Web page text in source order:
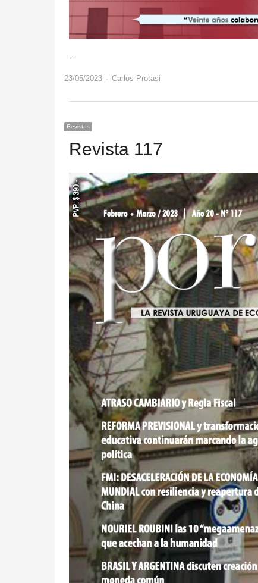
23/05/2023 Author
Carlos Protasi
Revistas
Revista 117